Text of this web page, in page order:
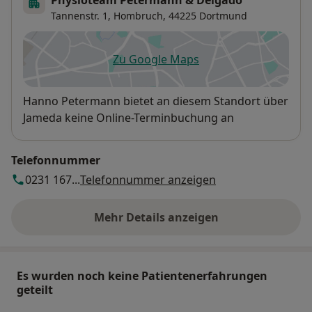
Tannenstr. 1, Hombruch, 44225 Dortmund
Zu Google Mapsöffnet in einer neuen
Verfügbarkeit
Hanno Petermann bietet an diesem Standort über
Jameda keine Online-Terminbuchung an
Telefonnummer
0231 167...Telefonnummer anzeigen
Mehr Details anzeigen
über die Adresse
Es wurden noch keine Patientenerfahrungen
geteilt